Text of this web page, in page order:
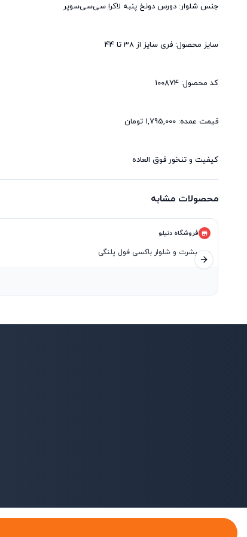
کیفیت و تنخور فوق العاده
محصولات مشابه
فروشگاه دنیلو
سوییشرت و شلوار باکسی فول پلنگی
اسلاید بعدی